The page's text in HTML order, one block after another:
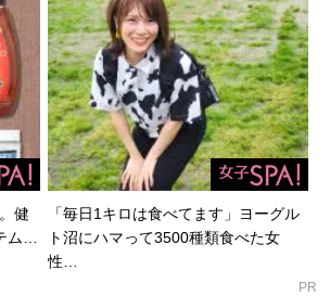
健
ム…
「毎日1キロは食べてます」ヨーグル
ト沼にハマって3500種類食べた女
性…
PR